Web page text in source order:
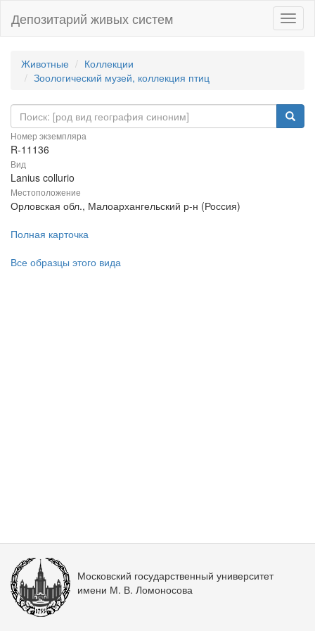
Депозитарий живых систем
Животные
Коллекции
Зоологический музей, коллекция птиц
Номер экземпляра
R-11136
Вид
Lanius collurio
Местоположение
Орловская обл., Малоархангельский р-н (Россия)
Полная карточка
Все образцы этого вида
Московский государственный университет
имени М. В. Ломоносова